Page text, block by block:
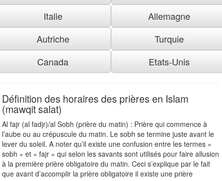
Italie
Allemagne
Autriche
Turquie
Canada
Etats-Unis
Définition des horaires des prières en Islam
(mawqit salat)
Al fajr (al fadjr)/al Sobh (prière du matin) : Prière qui commence à
l’aube ou au crépuscule du matin. Le sobh se termine juste avant le
lever du soleil. A noter qu’il existe une confusion entre les termes «
sobh » et « fajr » qui selon les savants sont utilisés pour faire allusion
à la première prière obligatoire du matin. Ceci s’explique par le fait
que avant d’accomplir la prière obligatoire il existe une prière